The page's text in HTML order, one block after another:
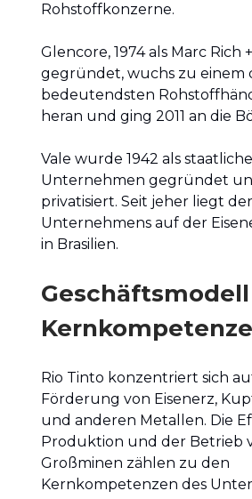
Rohstoffkonzerne.
Glencore, 1974 als Marc Rich
gegründet, wuchs zu einem
bedeutendsten
heran und ging 2011 an die
Vale wurde 1942 als
Unternehmen gegründet
privatisiert. Seit jeher liegt
Unternehmens auf der
in Brasilien.
Rio Tinto konzentriert sich
Förderung von Eisenerz,
und anderen Metallen. Die
Produktion und der Betrieb
Großminen zählen zu den
Kernkompetenzen des